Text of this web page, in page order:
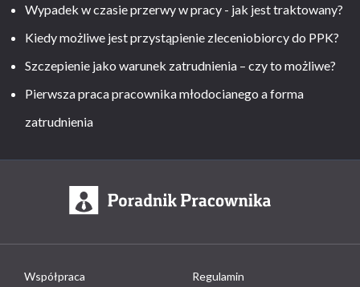
Wypadek w czasie przerwy w pracy - jak jest traktowany?
Kiedy możliwe jest przystąpienie zleceniobiorcy do PPK?
Szczepienie jako warunek zatrudnienia – czy to możliwe?
Pierwsza praca pracownika młodocianego a forma
zatrudnienia
Współpraca
Regulamin